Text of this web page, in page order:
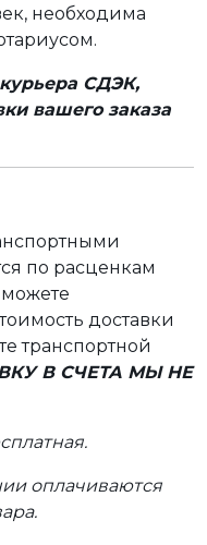
необходима
СДЭК,
вашего заказа
по расценкам
доставки
транспортной
В СЧЕТА МЫ НЕ
оплачиваются